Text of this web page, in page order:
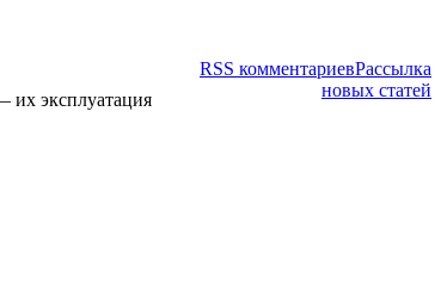
их эксплуатация
RSS комментариевРассылка
новых статей